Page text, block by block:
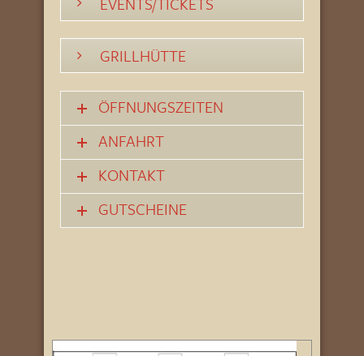
GRILLHÜTTE
ÖFFNUNGSZEITEN
ANFAHRT
KONTAKT
GUTSCHEINE